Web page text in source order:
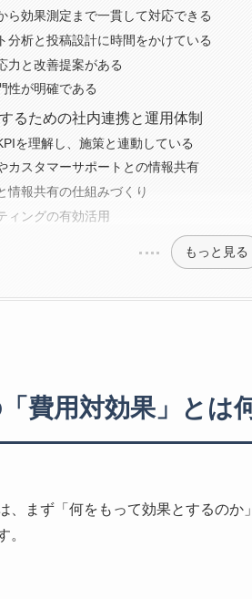
ら効果測定まで一貫して対応できる
分析と投稿設計に時間をかけている
力と改善提案がある
性が明確である
るための社内連携と運用体制
を理解し、施策と連動している
カスタマーサポートとの情報共有
情報共有の仕組みづくり
ィングの有効活用
もっと見る
費用対効果」とは
、まず「何をもって効果とするの
。